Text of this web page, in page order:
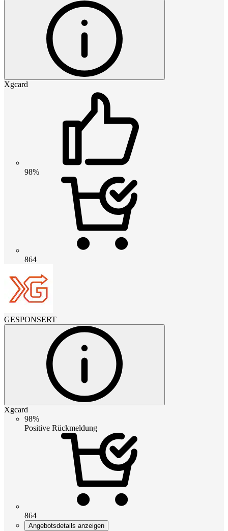
Xgcard
98%
864
GESPONSERT
Xgcard
98%
Positive Rückmeldung
864
Angebotsdetails anzeigen